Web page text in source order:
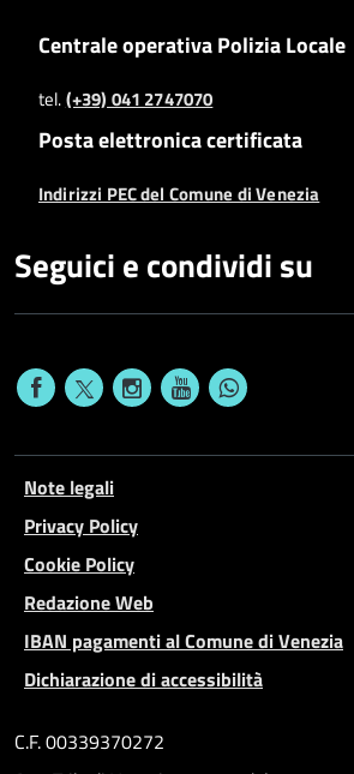
Centrale operativa Polizia Locale
tel.(+39) 041 2747070
Posta elettronica certificata
Indirizzi PEC del Comune di Venezia
Seguici e condividi su
Note legali
Privacy Policy
Cookie Policy
Redazione Web
IBAN pagamenti al Comune di Venezia
Dichiarazione di accessibilità
C.F. 00339370272